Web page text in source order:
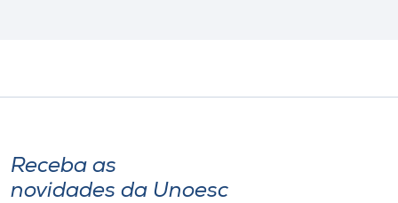
Receba as
novidades da Unoesc